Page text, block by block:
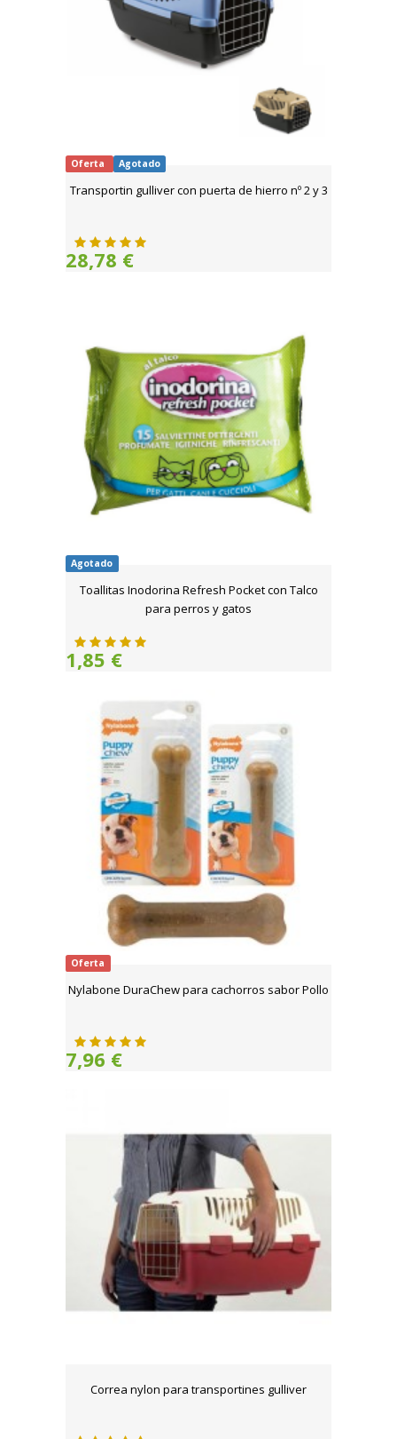
Oferta Agotado
Transportin gulliver con puerta de hierro nº 2 y 3
28,78 €
Agotado
Toallitas Inodorina Refresh Pocket con Talco
para perros y gatos
1,85 €
Oferta
Nylabone DuraChew para cachorros sabor Pollo
7,96 €
Correa nylon para transportines gulliver